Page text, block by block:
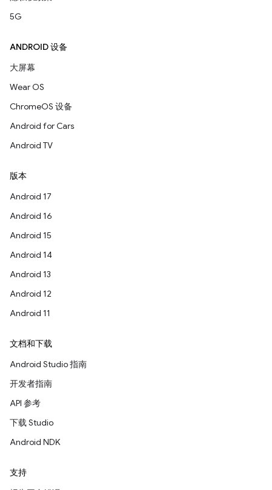
5G
ANDROID 设备
大屏幕
Wear OS
ChromeOS 设备
Android for Cars
Android TV
版本
Android 17
Android 16
Android 15
Android 14
Android 13
Android 12
Android 11
文档和下载
Android Studio 指南
开发者指南
API 参考
下载 Studio
Android NDK
支持